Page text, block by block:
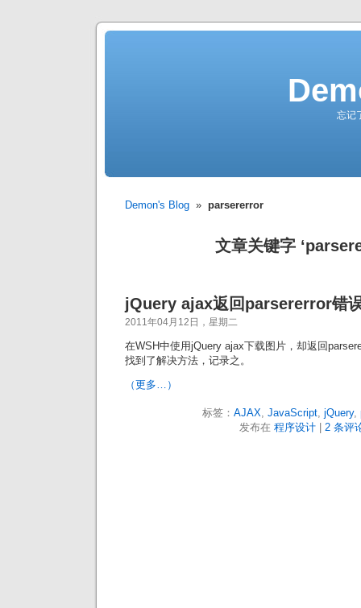
忘记
Demon's Blog » parsererror
文章关键字
jQuery ajax返回parsererror错
2011年04月12日，星期二
在WSH中使用jQuery ajax下载图片，却返回
找到了解决方法，记录之。
（更多…）
标签： AJAX, JavaScript, jQuery,
发布在 程序设计| 2 条评